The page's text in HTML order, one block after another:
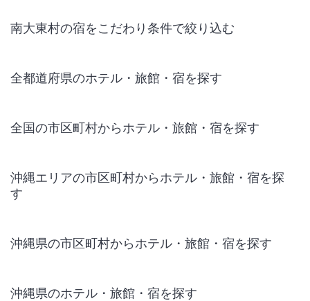
南大東村の宿をこだわり条件で絞り込む
全都道府県のホテル・旅館・宿を探す
全国の市区町村からホテル・旅館・宿を探す
沖縄エリアの市区町村からホテル・旅館・宿を探
す
沖縄県の市区町村からホテル・旅館・宿を探す
沖縄県のホテル・旅館・宿を探す